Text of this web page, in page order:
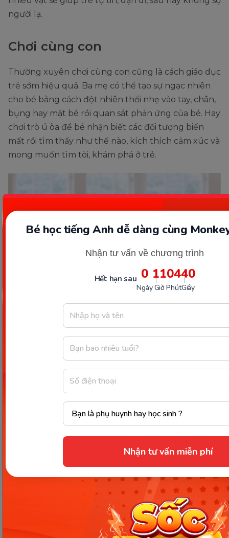
Bé học tiếng Anh dễ dàng cùng
Nhận tư vấn về chương trình
Hết hạn sau 0
Ngày
11
Giờ
04
Phút
38
Giây
Nhận tư vấn miễn phí
người lạ.
Chơi cùng con
Thường xuyên chơi cùng con cũng là cách giáo dục
trẻ sớm hiệu quả. Ba mẹ có thể tạo sự ngạc nhiên
cho bé bằng cách đột nhiên thổi nhẹ vào tay, chân,
bụng hay mặt bé rồi quan sát phản ứng của bé. Hay
chơi trò ú òa để bé nhận biết các đối tượng biến
mất rồi tìm thấy như thế nào, kích thích cảm xúc và
mong muốn tìm tòi, khám phá ở trẻ.
Cùng con chơi trò ú òa là cách giáo dục hiệu quả. (Ảnh: Sưu
tầm Internet)
Tiếp xúc với các chất liệu
Nếu ba mẹ cảm thấy băn khoăn không biết nên
dạy bé 2 tháng tuổi những gì thì có thể để bé tiếp
xúc với nhiều chất liệu. Qua đó rèn luyện xúc giác
và biết cách phân biệt những chất liệu khác nhau.
Giả sử, ba mẹ có thể cho bé tập kéo giấy ra khỏi hộp
để tiếp xúc với chất liệu giấy mềm mại. Thay giấy
bằng các chất liệu khác như vải, ren, lanh,...
Hay bế bé đi xung quanh nhà và cầm tay bé, cho bé
chạm vào nhiều món đồ khác nhau như lọ hoa
bằng thủy tinh, gốm sứ, ghế sofa da, đồ chơi nhồi